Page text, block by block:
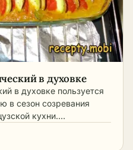
в духовке
в духовке пользуется
в сезон созревания
кухни.…